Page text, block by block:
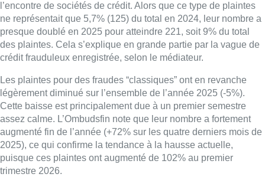
l’encontre de sociétés de crédit. Alors que ce type de plaintes
ne représentait que 5,7% (125) du total en 2024, leur nombre a
presque doublé en 2025 pour atteindre 221, soit 9% du total
des plaintes. Cela s’explique en grande partie par la vague de
crédit frauduleux enregistrée, selon le médiateur.
Les plaintes pour des fraudes “classiques” ont en revanche
légèrement diminué sur l’ensemble de l’année 2025 (-5%).
Cette baisse est principalement due à un premier semestre
assez calme. L’Ombudsfin note que leur nombre a fortement
augmenté fin de l’année (+72% sur les quatre derniers mois de
2025), ce qui confirme la tendance à la hausse actuelle,
puisque ces plaintes ont augmenté de 102% au premier
trimestre 2026.